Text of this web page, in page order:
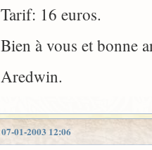
Tarif: 16 euros.
Bien à vous et bonne
Aredwin.
07-01-2003 12:06